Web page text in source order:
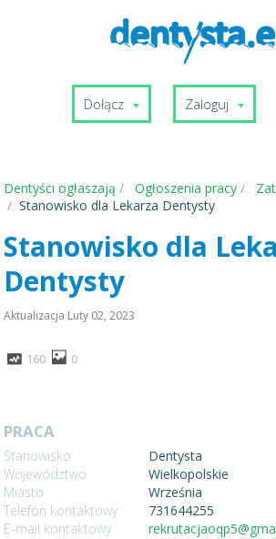
Dołącz Zaloguj
Dentyści ogłaszają Ogłoszenia pracy
Stanowisko dla Lekarza Dentysty
Stanowisko dla
Dentysty
Aktualizacja Luty 02, 2023
160 0
PRACA
Stanowisko
Dentysta
Województwo
Wielkopolskie
Miasto
Września
Telefon kontaktowy
731644255
E-mail kontaktowy